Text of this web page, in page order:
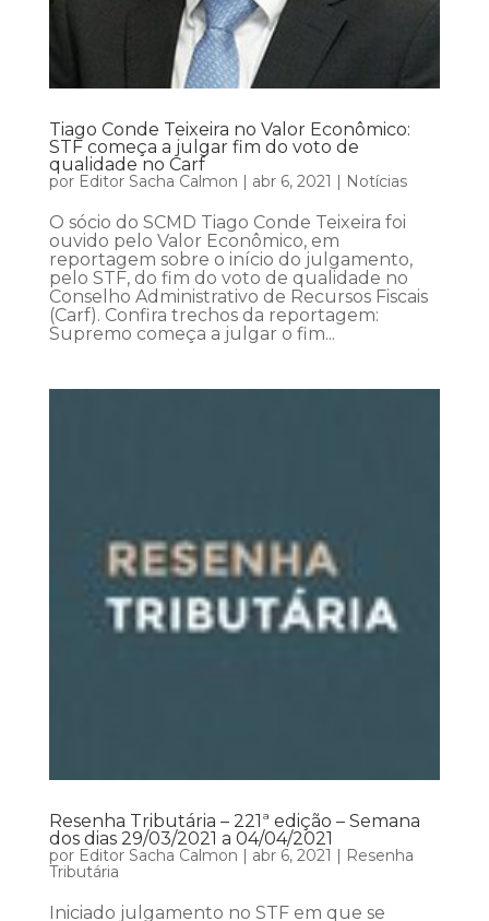
Tiago Conde Teixeira no Valor Econômico:
STF começa a julgar fim do voto de
qualidade no Carf
por Editor Sacha Calmon | abr 6, 2021 | Notícias
O sócio do SCMD Tiago Conde Teixeira foi
ouvido pelo Valor Econômico, em
reportagem sobre o início do julgamento,
pelo STF, do fim do voto de qualidade no
Conselho Administrativo de Recursos Fiscais
(Carf). Confira trechos da reportagem:
Supremo começa a julgar o fim...
Resenha Tributária – 221ª edição – Semana
dos dias 29/03/2021 a 04/04/2021
por Editor Sacha Calmon abr 6, 2021
Resenha
Tributária
Iniciado julgamento no STF em que se